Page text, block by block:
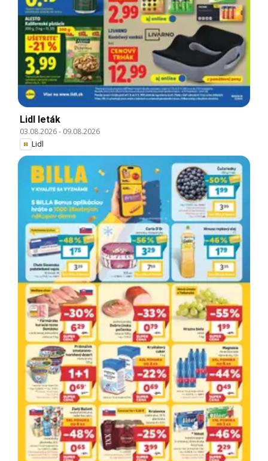
Lidl leták
03.08.2026- 09.08.2026
Lidl